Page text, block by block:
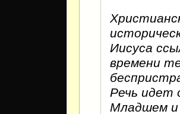
Иисуса
времени
Речь идет
Младшем и